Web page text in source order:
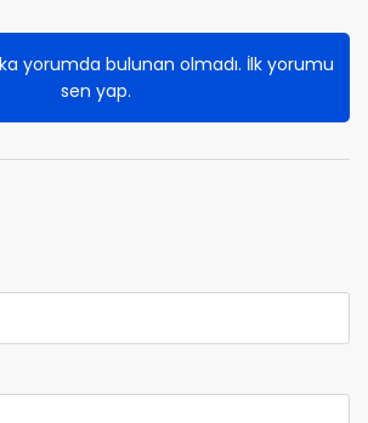
yorumda bulunan olmadı. İlk yorumu
sen yap.